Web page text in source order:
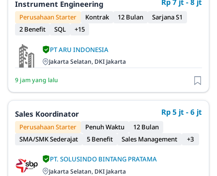
Instrument Engineering Rp 7 jt - 8 jt
Perusahaan Starter Kontrak 12 Bulan
Sarjana S1
2 Benefit
SQL +15
PT ARU INDONESIA
Jakarta Selatan, DKI Jakarta
9 jam yang lalu
Sales Koordinator Rp 5 jt - 6 jt
Perusahaan Starter Penuh Waktu
12 Bulan
SMA/SMK Sederajat
5 Benefit Sales Management +3
PT. SOLUSINDO BINTANG PRATAMA
Jakarta Selatan, DKI Jakarta